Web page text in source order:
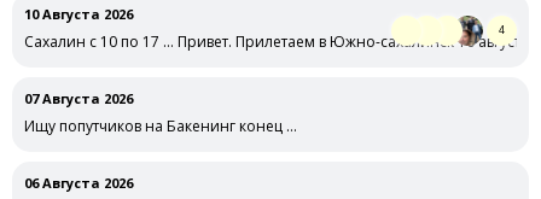
10 Августа 2026
Сахалин с 10 по 17 … Привет. Прилетаем в Южно-сахалинск 10
4
07 Августа 2026
Ищу попутчиков на Бакенинг конец …
06 Августа 2026